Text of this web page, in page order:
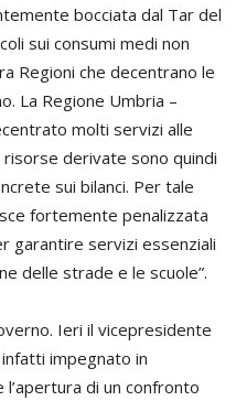
bocciata dal Tar del
sui consumi medi non
Regioni che decentrano le
La Regione Umbria –
molti servizi alle
derivate sono quindi
sui bilanci. Per tale
fortemente penalizzata
garantire servizi essenziali
delle strade e le scuole”.
Ieri il vicepresidente
impegnato in
di un confronto